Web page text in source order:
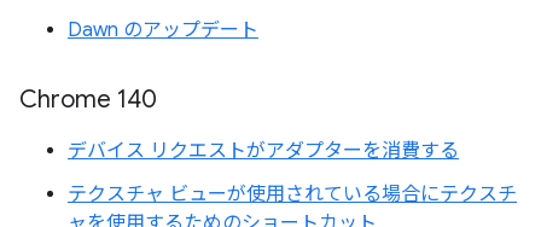
Dawn のアップデート
Chrome 140
デバイス リクエストがアダプターを消費する
テクスチャ ビューが使用されている場合にテクスチ